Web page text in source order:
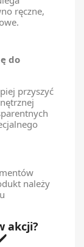
ręczne,
do
przyszyć
należy
akcji?